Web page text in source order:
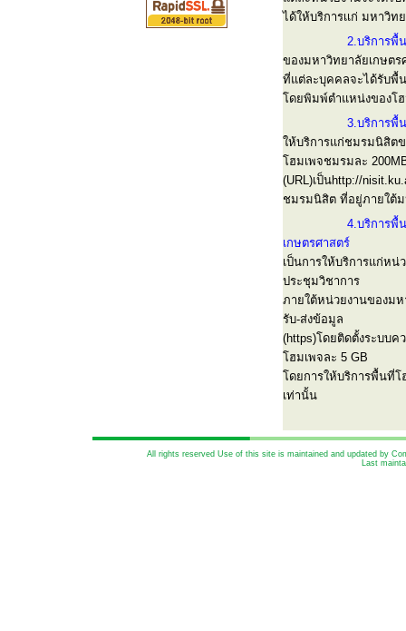
ได้ให้บริการเเก่ มหาวิท
2.บริการพื้
ของมหาวิทยาลัยเกษตร
ที่แต่ละบุคคลจะได้รับพื้
โดยพิมพ์ตำแหน่งของโฮ
3.บริการพื้
ให้บริการแก่ชมรมนิสิต
โฮมเพจชมรมละ
(URL)เป็นhttp://
ชมรมนิสิต ที่อยู่ภายใต้ม
4.บริการพื้
เกษตรศาสตร์
เป็นการให้บริการแก่ห
ประชุมวิชาการ
ภายใต้หน่วยงานของมห
รับ-ส่งข้อมูล
(https)โดยติดตั้งระบบ
โฮมเพจละ 5 GB
โดยการให้บริการพื้นที่โ
เท่านั้น
All rights reserved Use of this site is maintained and updated by
Last